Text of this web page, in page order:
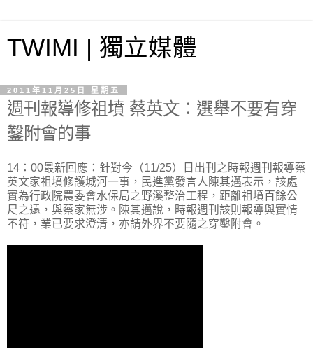
TWIMI | 獨立媒體
2011年11月25日 星期五
週刊報導修祖墳 蔡英文：選舉不要有穿
鑿附會的事
14：00最新回應：針對今（11/25）日出刊之時報週刊報導蔡
英文家祖墳修護城河一事，民進黨發言人陳其邁表示，該處
實為行政院農委會水保局之野溪整治工程，距離祖墳百餘公
尺之遠，與蔡家無涉。陳其邁說，時報週刊該則報導與實情
不符，業已要求澄清，亦請外界不要隨之穿鑿附會。